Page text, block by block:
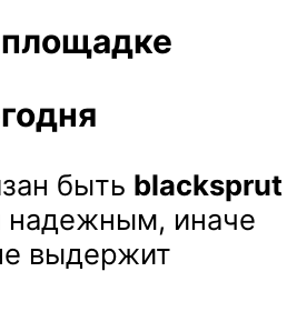
быть blacksprut
надежным, иначе
выдержит